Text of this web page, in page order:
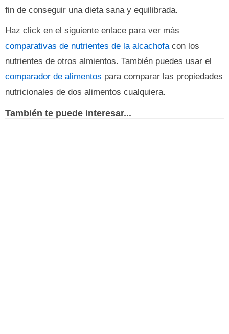
fin de conseguir una dieta sana y equilibrada.
Haz click en el siguiente enlace para ver más
comparativas de nutrientes de la alcachofacon los
nutrientes de otros almientos. También puedes usar el
comparador de alimentos para comparar las propiedades
nutricionales de dos alimentos cualquiera.
También te puede interesar...